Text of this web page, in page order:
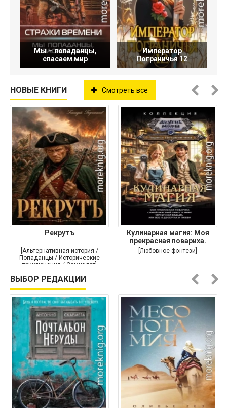
Мы – попаданцы,
спасаем мир
Император
Пограничья 12
НОВЫЕ КНИГИ Смотреть все
Рекрутъ
[Альтернативная история /
Попаданцы / Исторические
приключения / Самиздат]
Кулинарная магия: Моя
прекрасная повариха.
Самый
[Любовное фэнтези]
ВЫБОР РЕДАКЦИИ